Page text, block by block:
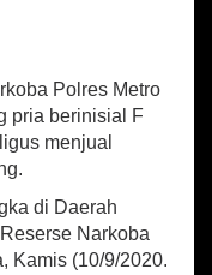
Polres Metro
pria berinisial F
menjual
di Daerah
Narkoba
Kamis (10/9/2020.